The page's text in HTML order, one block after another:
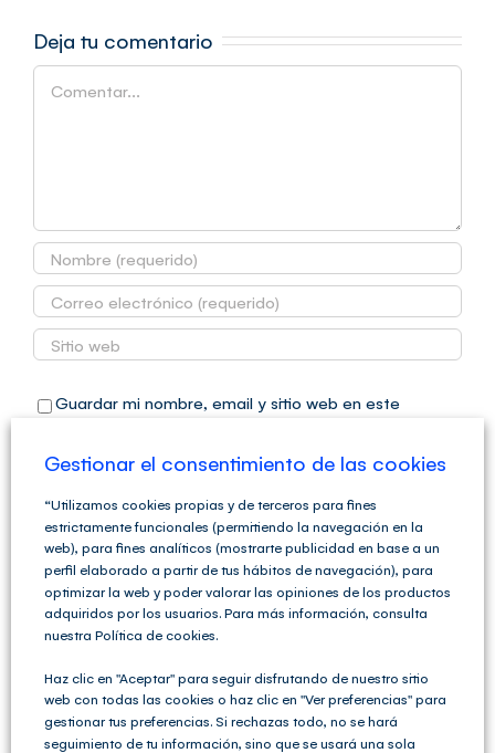
Deja tu comentario
Comentar
Guardar mi nombre, email y sitio web en este
Home » FAQs » FAQ Programa gestión contable Fiscal
¿Qué importancia tiene la automatización en las
asesorías fiscales y contables?
Gestionar el consentimiento de las cookies
“Utilizamos cookies propias y de terceros para fines
estrictamente funcionales (permitiendo la navegación en la
web), para fines analíticos (mostrarte publicidad en base a un
perfil elaborado a partir de tus hábitos de navegación), para
optimizar la web y poder valorar las opiniones de los productos
adquiridos por los usuarios. Para más información, consulta
nuestra Política de cookies.
Haz clic en "Aceptar" para seguir disfrutando de nuestro sitio
web con todas las cookies o haz clic en "Ver preferencias" para
gestionar tus preferencias. Si rechazas todo, no se hará
seguimiento de tu información, sino que se usará una sola